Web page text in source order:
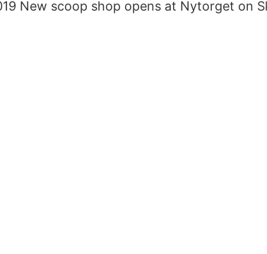
New scoop shop opens at Nytorget on